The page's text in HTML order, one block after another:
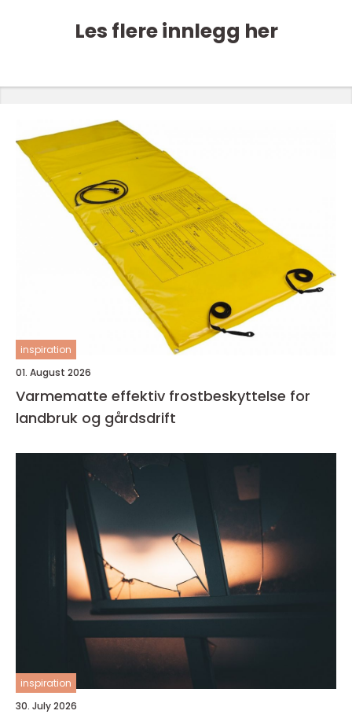
Les flere innlegg her
inspiration
01. August 2026
Varmematte effektiv frostbeskyttelse for
landbruk og gårdsdrift
inspiration
30. July 2026